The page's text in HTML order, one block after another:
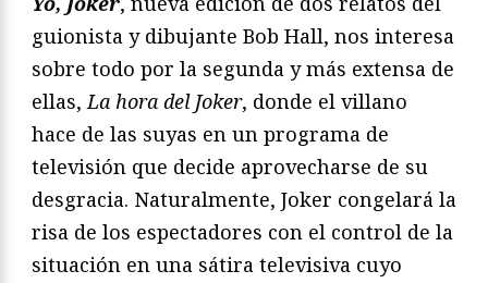
guionista y dibujante Bob Hall, nos interesa
sobre todo por la segunda y más extensa de
ellas,La hora del Joker, donde el villano
hace de las suyas en un programa de
televisión que decide aprovecharse de su
desgracia. Naturalmente, Joker congelará la
risa de los espectadores con el control de la
situación en una sátira televisiva cuyo